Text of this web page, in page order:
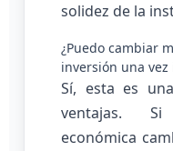
solidez de la
¿Puedo cambiar
inversión una vez
Sí, esta es
ventajas.
económica